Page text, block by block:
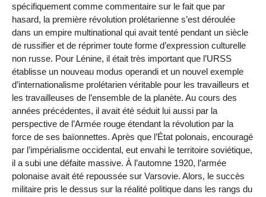
spécifiquement comme commentaire sur le fait que par
hasard, la première révolution prolétarienne s’est déroulée
dans un empire multinational qui avait tenté pendant un siècle
de russifier et de réprimer toute forme d’expression culturelle
non russe. Pour Lénine, il était très important que l’URSS
établisse un nouveau modus operandi et un nouvel exemple
d’internationalisme prolétarien véritable pour les travailleurs et
les travailleuses de l’ensemble de la planète. Au cours des
années précédentes, il avait été séduit lui aussi par la
perspective de l’Armée rouge étendant la révolution par la
force de ses baïonnettes. Après que l’État polonais, encouragé
par l’impérialisme occidental, eut envahi le territoire soviétique,
il a subi une défaite massive. À l’automne 1920, l’armée
polonaise avait été repoussée sur Varsovie. Alors, le succès
militaire pris le dessus sur la réalité politique dans les rangs du